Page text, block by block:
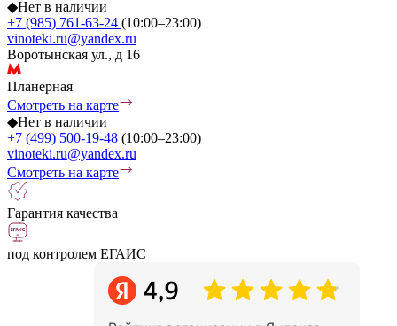
◆Нет в наличии
+7 (985) 761-63-24 (10:00–23:00)
vinoteki.ru@yandex.ru
Воротынская ул., д 16
Планерная
Смотреть на карте
◆Нет в наличии
+7 (499) 500-19-48 (10:00–23:00)
vinoteki.ru@yandex.ru
Смотреть на карте
Гарантия качества
под контролем ЕГАИС